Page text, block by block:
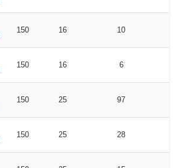
150 16 10
150 16 6
150 25 97
150 25 28